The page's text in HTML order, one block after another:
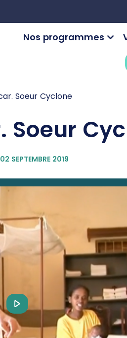
Nos programmes
Soeur Cyclone
Soeur
SEPTEMBRE 2019